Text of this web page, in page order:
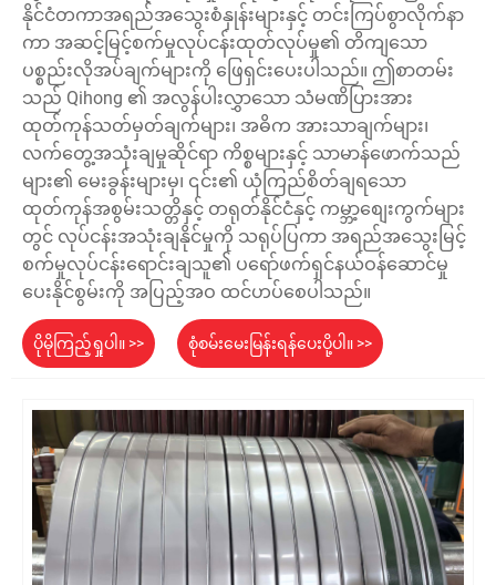
နိုင်ငံတကာအရည်အသွေးစံနှုန်းများနှင့် တင်းကြပ်စွာလိုက်နာ
ကာ အဆင့်မြင့်စက်မှုလုပ်ငန်းထုတ်လုပ်မှု၏ တိကျသော
ပစ္စည်းလိုအပ်ချက်များကို ဖြေရှင်းပေးပါသည်။ ဤစာတမ်း
သည် Qihong ၏ အလွန်ပါးလွှာသော သံမဏိပြားအား
ထုတ်ကုန်သတ်မှတ်ချက်များ၊ အဓိက အားသာချက်များ၊
လက်တွေ့အသုံးချမှုဆိုင်ရာ ကိစ္စများနှင့် သာမာန်ဖောက်သည်
များ၏ မေးခွန်းများမှ၊ ၎င်း၏ ယုံကြည်စိတ်ချရသော
ထုတ်ကုန်အစွမ်းသတ္တိနှင့် တရုတ်နိုင်ငံနှင့် ကမ္ဘာ့စျေးကွက်များ
တွင် လုပ်ငန်းအသုံးချနိုင်မှုကို သရုပ်ပြကာ အရည်အသွေးမြင့်
စက်မှုလုပ်ငန်းရောင်းချသူ၏ ပရော်ဖက်ရှင်နယ်ဝန်ဆောင်မှု
ပေးနိုင်စွမ်းကို အပြည့်အဝ ထင်ဟပ်စေပါသည်။
ပိုမိုကြည့်ရှုပါ။ >> စုံစမ်းမေးမြန်းရန်ပေးပို့ပါ။ >>